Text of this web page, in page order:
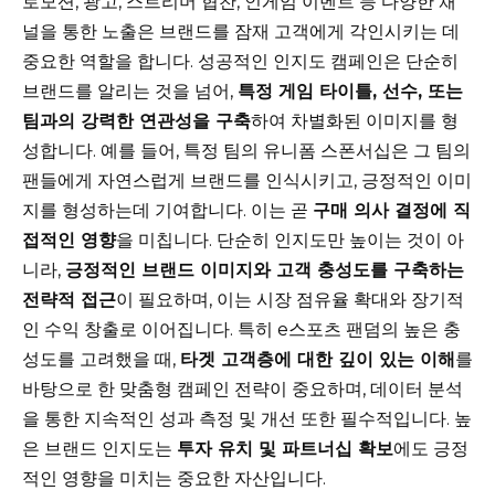
널을 통한 노출은 브랜드를 잠재 고객에게 각인시키는 데
중요한 역할을 합니다. 성공적인 인지도 캠페인은 단순히
브랜드를 알리는 것을 넘어, 특정 게임 타이틀, 선수, 또는
팀과의 강력한 연관성을 구축하여 차별화된 이미지를 형
성합니다. 예를 들어, 특정 팀의 유니폼 스폰서십은 그 팀의
팬들에게 자연스럽게 브랜드를 인식시키고, 긍정적인 이미
지를 형성하는데 기여합니다. 이는 곧 구매 의사 결정에 직
접적인 영향을 미칩니다. 단순히 인지도만 높이는 것이 아
니라, 긍정적인 브랜드 이미지와 고객 충성도를 구축하는
전략적 접근이 필요하며, 이는 시장 점유율 확대와 장기적
인 수익 창출로 이어집니다. 특히 e스포츠 팬덤의 높은 충
성도를 고려했을 때, 타겟 고객층에 대한 깊이 있는 이해를
바탕으로 한 맞춤형 캠페인 전략이 중요하며, 데이터 분석
을 통한 지속적인 성과 측정 및 개선 또한 필수적입니다. 높
은 브랜드 인지도는 투자 유치 및 파트너십 확보에도 긍정
적인 영향을 미치는 중요한 자산입니다.